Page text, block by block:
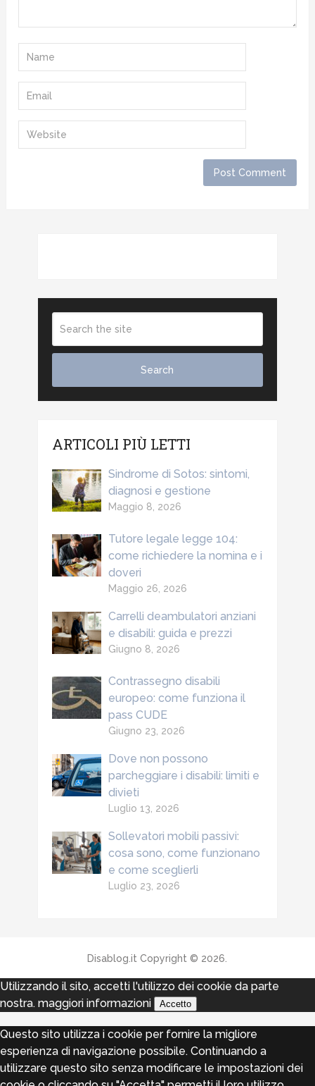
ARTICOLI PIÙ LETTI
Sindrome di Sotos: sintomi,
diagnosi e gestione
Maggio 8, 2026
Tutore legale legge 104:
come richiedere la nomina e i
doveri
Maggio 26, 2026
Carrelli deambulatori anziani
e disabili: guida e prezzi
Giugno 8, 2026
Contrassegno disabili
europeo: come funziona il
pass CUDE
Giugno 23, 2026
Dove non possono
parcheggiare i disabili: limiti e
divieti
Luglio 13, 2026
Sollevatori mobili passivi:
cosa sono, come funzionano
e come sceglierli
Luglio 23, 2026
Disablog.it Copyright © 2026.
Utilizzando il sito, accetti l'utilizzo dei cookie da parte
nostra. maggiori informazioni Accetto
Questo sito utilizza i cookie per fornire la migliore
esperienza di navigazione possibile. Continuando a
utilizzare questo sito senza modificare le impostazioni dei